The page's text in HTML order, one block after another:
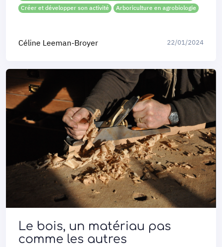
Créer et développer son activité
Arboriculture en agrobiologie
Céline Leeman-Broyer 22/01/2024
Le bois, un matériau pas
comme les autres